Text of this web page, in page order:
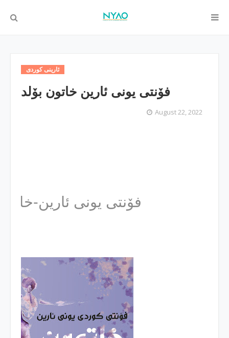
ئارینی كوردی
فۆنتی یونی ئارین خاتون بۆلد
August 22, 2022
فۆنتی یونی ئارین-